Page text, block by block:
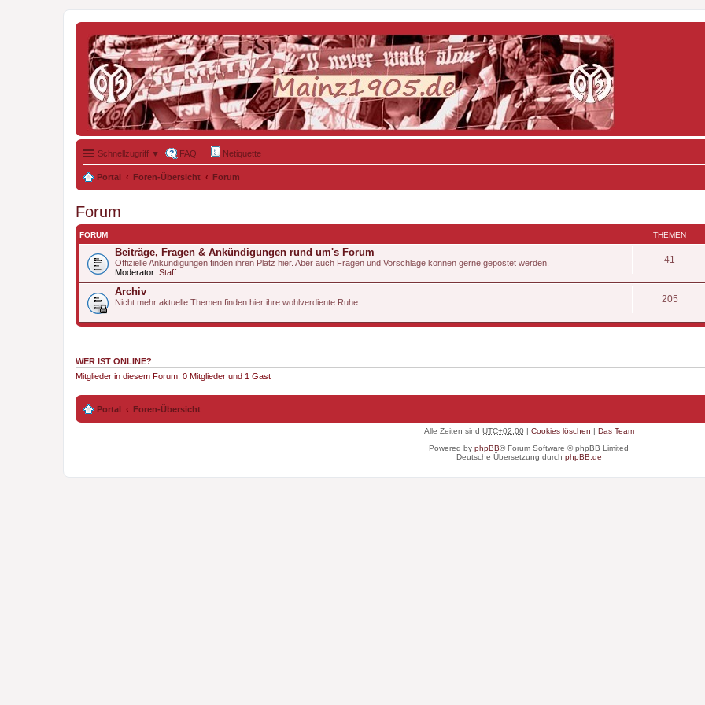
Schnellzugriff ▼ FAQ Netiquette
Portal Foren-Übersicht Forum
Forum
FORUM THEMEN
Beiträge, Fragen & Ankündigungen rund um's Forum
Offizielle Ankündigungen finden ihren Platz hier. Aber auch Fragen und Vorschläge können gerne gepostet werden.
Moderator: Staff
41
Archiv
Nicht mehr aktuelle Themen finden hier ihre wohlverdiente Ruhe. 205
WER IST ONLINE?
Mitglieder in diesem Forum: 0 Mitglieder und 1 Gast
Portal Foren-Übersicht
Alle Zeiten sind UTC+02:00| Cookies löschen | Das Team
Powered by phpBB® Forum Software © phpBB Limited
Deutsche Übersetzung durch phpBB.de